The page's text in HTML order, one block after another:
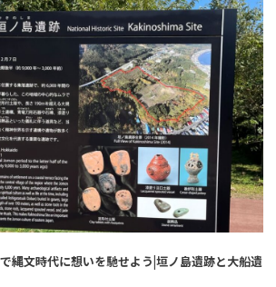
縄文時代に想いを馳せよう|垣ノ島遺跡と大船遺